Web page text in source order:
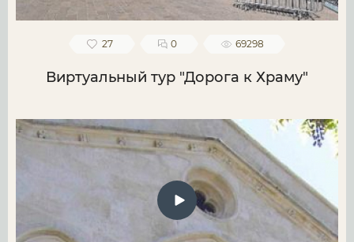
27 0 69298
Виртуальный тур "Дорога к Храму"